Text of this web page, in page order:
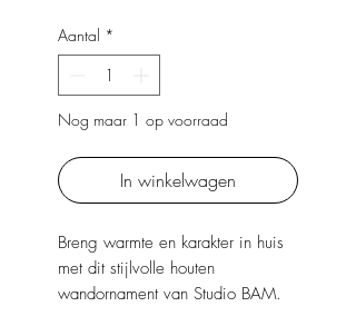
Aantal *
Nog maar 1 op voorraad
In winkelwagen
Breng warmte en karakter in huis
met dit stijlvolle houten
wandornament van Studio BAM.